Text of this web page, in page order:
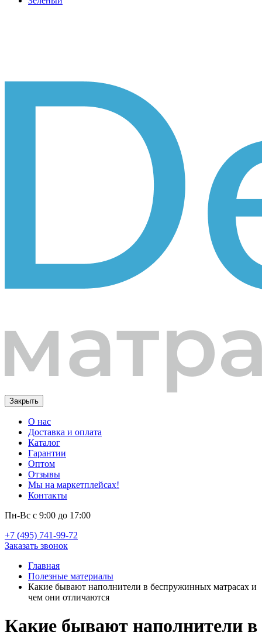
Закрыть
О нас
Доставка и оплата
Каталог
Гарантии
Оптом
Отзывы
Мы на маркетплейсах!
Контакты
Пн-Вс с 9:00 до 17:00
+7 (495) 741-99-72
Заказать звонок
Главная
Полезные материалы
Какие бывают наполнители в беспружинных матрасах и
чем они отличаются
Какие бывают наполнители в